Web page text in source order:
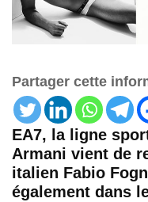
Partager cette
EA7, la ligne
Armani vient de
italien Fabio
également dans